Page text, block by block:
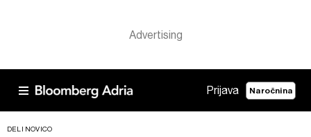
Prijava Naročnina
DELI NOVICO